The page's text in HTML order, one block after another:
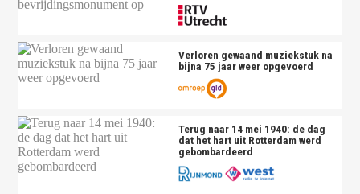
Verloren gewaand muziekstuk na
bijna 75 jaar weer opgevoerd
Terug naar 14 mei 1940: de dag
dat het hart uit Rotterdam werd
gebombardeerd